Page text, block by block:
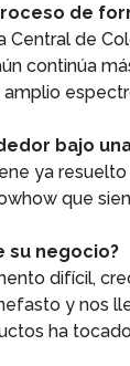
de
Central de
continúa
bajo
ya
que
su negocio?
difícil,
y nos
ha